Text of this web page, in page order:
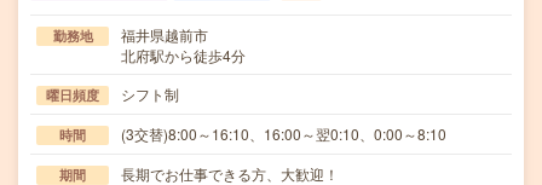
勤務地
福井県越前市
北府駅から徒歩4分
曜日頻度 シフト制
時間 (3交替)8:00～16:10、16:00～翌0:10、0:00～8:10
期間 長期でお仕事できる方、大歓迎！